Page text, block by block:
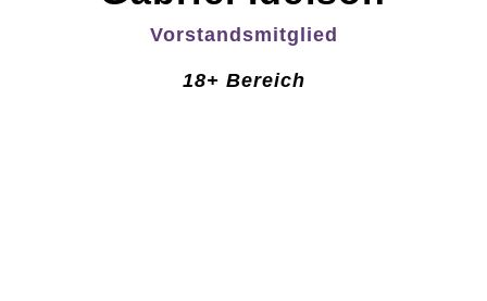
Vorstandsmitglied
18+ Bereich